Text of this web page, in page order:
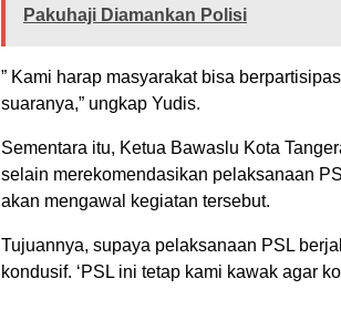
Pakuhaji Diamankan Polisi
” Kami harap masyarakat bisa
suaranya,” ungkap Yudis.
Sementara itu, Ketua Bawaslu Kota
selain merekomendasikan pelaksanaan
akan mengawal kegiatan tersebut.
Tujuannya, supaya pelaksanaan PSL
kondusif. ‘PSL ini tetap kami kawak agar